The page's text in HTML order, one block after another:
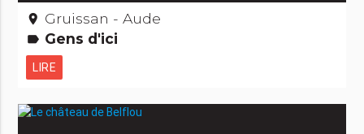
place Gruissan - Aude
label Gens d'ici
LIRE